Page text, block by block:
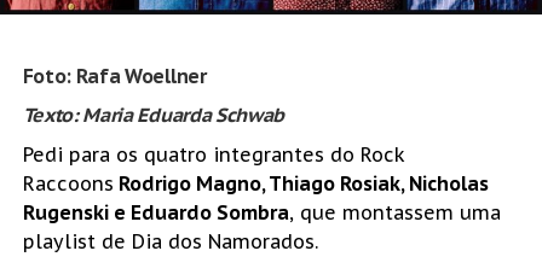
Foto: Rafa Woellner
Texto: Maria Eduarda Schwab
Pedi para os quatro integrantes do Rock
Raccoons Rodrigo Magno, Thiago Rosiak, Nicholas
Rugenski e Eduardo Sombra, que montassem uma
playlist de Dia dos Namorados.